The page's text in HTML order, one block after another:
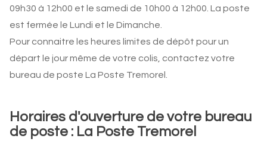
09h30 à 12h00 et le samedi de 10h00 à 12h00. La poste
est fermée le Lundi et le Dimanche.
Pour connaitre les heures limites de dépôt pour un
départ le jour même de votre colis, contactez votre
bureau de poste La Poste Tremorel.
Horaires d'ouverture de votre bureau
de poste : La Poste Tremorel